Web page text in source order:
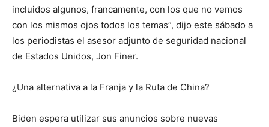
incluidos algunos, francamente, con los que no vemos
con los mismos ojos todos los temas”, dijo este sábado a
los periodistas el asesor adjunto de seguridad nacional
de Estados Unidos, Jon Finer.
¿Una alternativa a la Franja y la Ruta de China?
Biden espera utilizar sus anuncios sobre nuevas